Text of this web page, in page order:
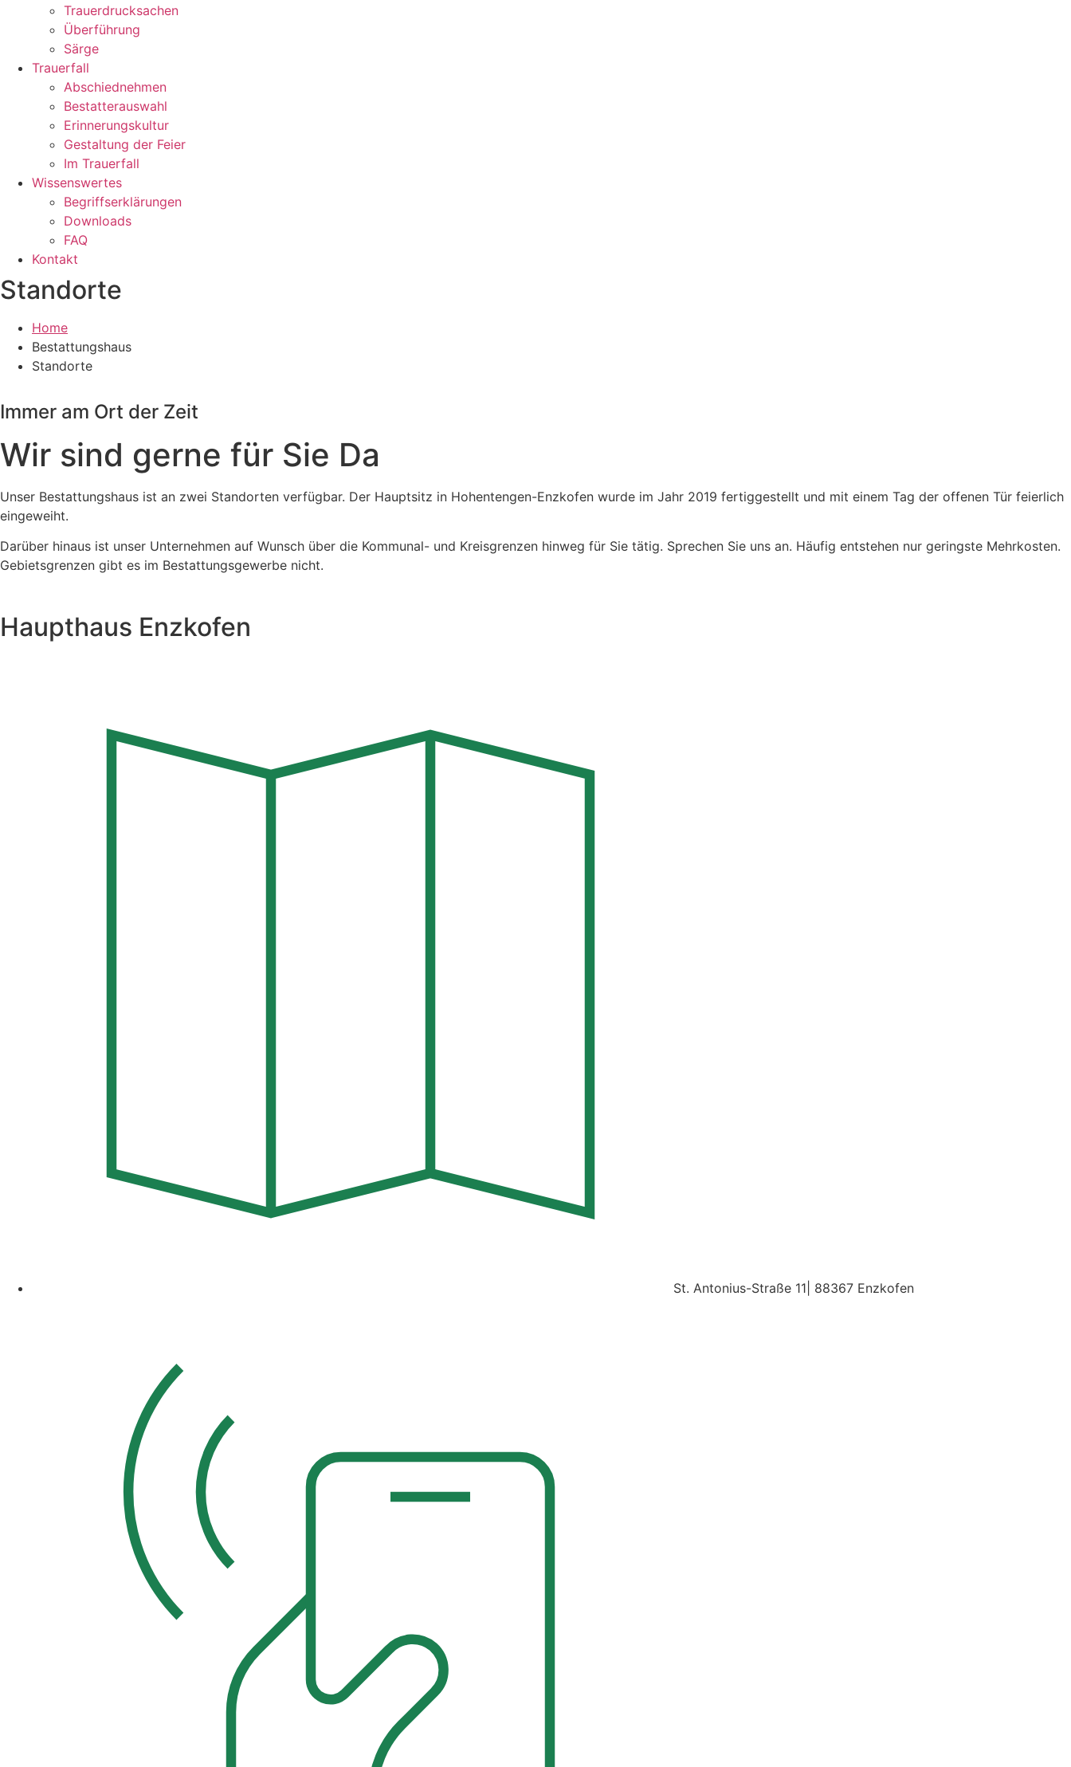
Trauerdrucksachen
Überführung
Särge
Trauerfall
Abschiednehmen
Bestatterauswahl
Erinnerungskultur
Gestaltung der Feier
Im Trauerfall
Wissenswertes
Begriffserklärungen
Downloads
FAQ
Kontakt
Standorte
Home
Bestattungshaus
Standorte
Immer am Ort der Zeit
Wir sind gerne für Sie Da
Unser Bestattungshaus ist an zwei Standorten verfügbar. Der Hauptsitz in Hohentengen-Enzkofen wurde im Jahr 2019 fertiggestellt und mit einem Tag der offenen Tür feierlich
eingeweiht.
Darüber hinaus ist unser Unternehmen auf Wunsch über die Kommunal- und Kreisgrenzen hinweg für Sie tätig. Sprechen Sie uns an. Häufig entstehen nur geringste Mehrkosten.
Gebietsgrenzen gibt es im Bestattungsgewerbe nicht.
Haupthaus Enzkofen
St. Antonius-Straße 11| 88367 Enzkofen